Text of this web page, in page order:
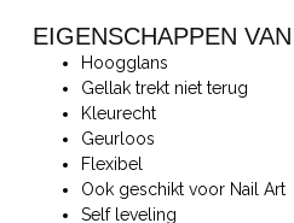
EIGENSCHAPPEN
Hoogglans
Gellak trekt niet terug
Kleurecht
Geurloos
Flexibel
Ook geschikt voor Nail Art
Self leveling